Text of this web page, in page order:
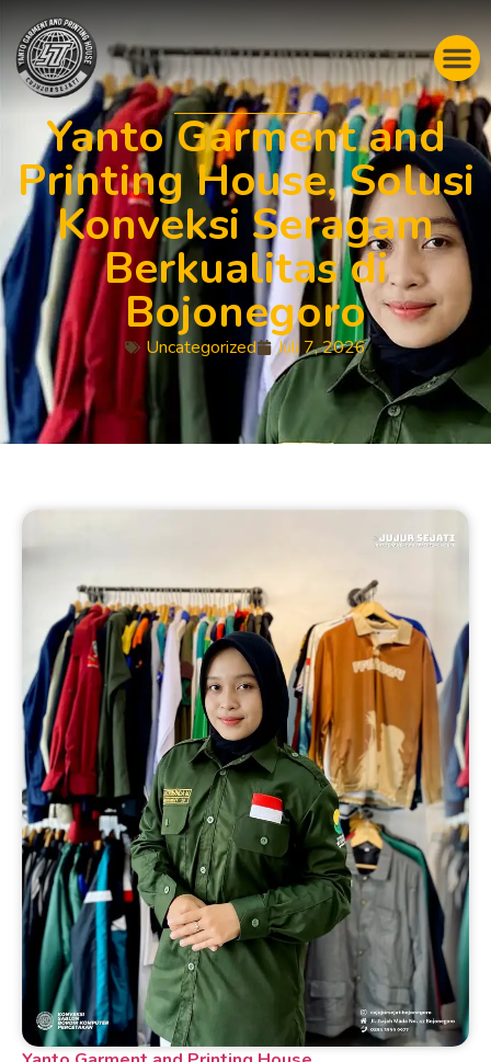
Yanto Garment and
Printing House, Solusi
Konveksi Seragam
Berkualitas di
Bojonegoro
Uncategorized Juli 7, 2026